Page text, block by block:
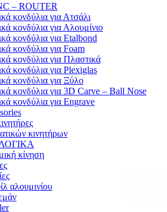
– ROUTER
κονδύλια για Ατσάλι
κονδύλια για Αλουμίνιο
κονδύλια για Etalbond
κονδύλια για Foam
κονδύλια για Πλαστικά
κονδύλια για Plexiglas
κονδύλια για Ξύλο
κονδύλια για 3D Carve – Ball Nose
κονδύλια για Engrave
κινητήρων
κίνηση
αλουμινίου